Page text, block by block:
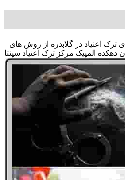
ترک اعتیاد در گلابدره از روش های
المپیک مرکز ترک اعتیاد سپنتا